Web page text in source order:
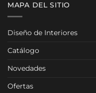
MAPA DEL SITIO
Diseño de Interiores
Catálogo
Novedades
Ofertas